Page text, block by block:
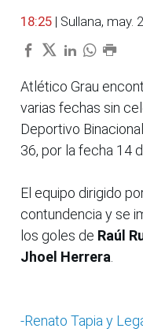
18:25 | Sullana, may.
Atlético Grau
varias fechas sin
Deportivo
36, por la fecha 14
El equipo dirigido
contundencia y se
los goles de Raúl
Jhoel Herrera
-Renato Tapia y